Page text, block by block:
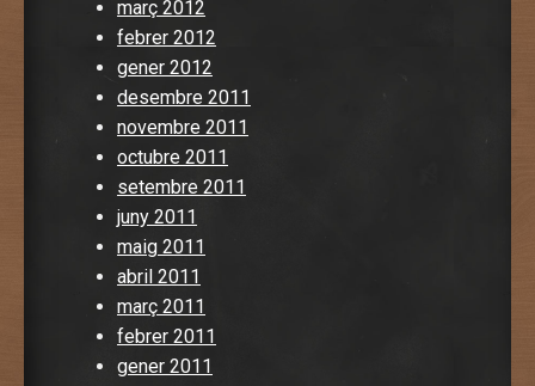
març 2012
febrer 2012
gener 2012
desembre 2011
novembre 2011
octubre 2011
setembre 2011
juny 2011
maig 2011
abril 2011
març 2011
febrer 2011
gener 2011